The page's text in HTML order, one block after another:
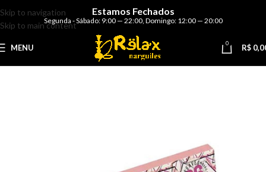
Skip to navigation
Skip to main content
Estamos Fechados
Segunda - Sábado: 9:00 — 22:00, Domingo: 12:00 — 20:00
MENU 0 R$